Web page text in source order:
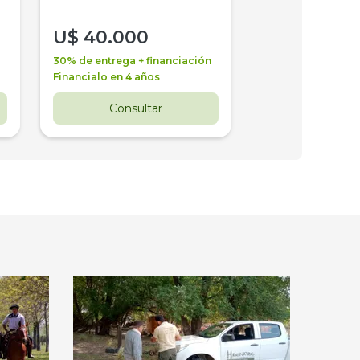
U$ 40.000
30% de entrega + financiación
Financialo en 4 años
Consultar